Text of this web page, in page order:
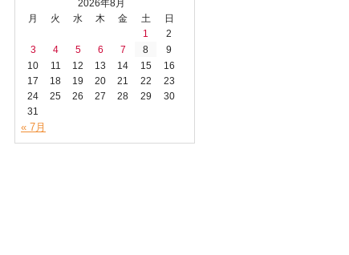
2026年8月
月
火 水 木 金 土
日
1
2
3
4 5 6 7 8
9
10
11 12 13 14 15
16
17
18 19 20 21 22
23
24
25 26 27 28 29
30
31
« 7月